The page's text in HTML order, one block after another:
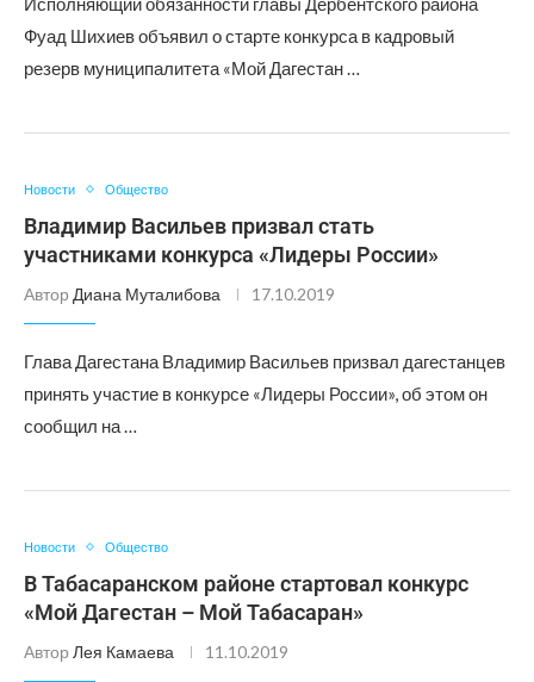
Фуад Шихиев объявил о старте конкурса в кадровый
резерв муниципалитета «Мой Дагестан …
Новости Общество
Владимир Васильев призвал стать
участниками конкурса «Лидеры России»
Автор Диана Муталибова 17.10.2019
Глава Дагестана Владимир Васильев призвал дагестанцев
принять участие в конкурсе «Лидеры России», об этом он
сообщил на …
Новости Общество
В Табасаранском районе стартовал конкурс
«Мой Дагестан – Мой Табасаран»
Автор Лея Камаева 11.10.2019